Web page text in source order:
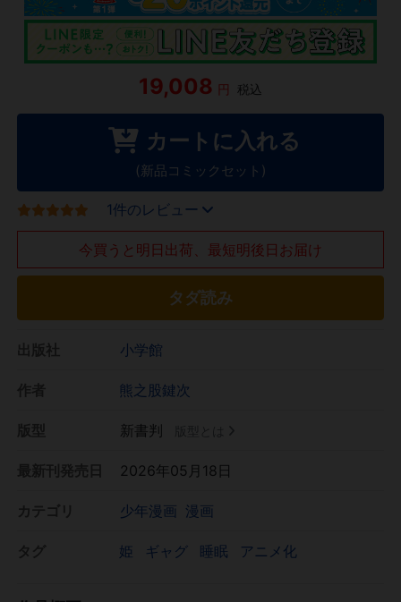
19,008 円 税込
カートに入れる
(新品コミックセット)
1件のレビュー
今買うと明日出荷、最短明後日お届け
タダ読み
小学館
熊之股鍵次
新書判
2026年05月18日
少年漫画 漫画
姫 ギャグ 睡眠 アニメ化